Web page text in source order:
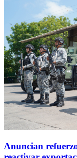
Anuncian